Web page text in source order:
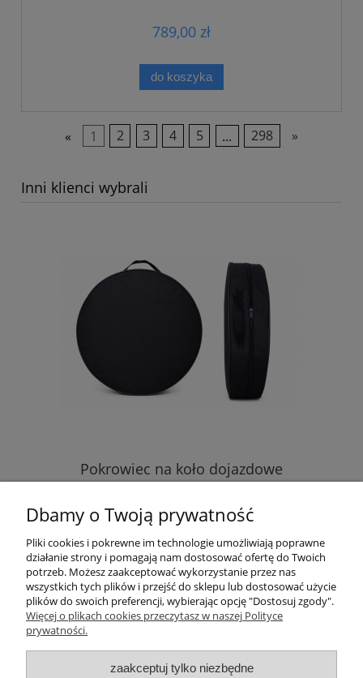
789,00 zł
do koszyka
« 1 2 3 4 5 ... 298 »
Inni klienci wybrali
Pokrowiec na koło dojazdowe
49,00 zł
do koszyka
Pomoc
Informacje
Dbamy o Twoją prywatność
Pliki cookies i pokrewne im technologie umożliwiają poprawne
działanie strony i pomagają nam dostosować ofertę do Twoich
potrzeb. Możesz zaakceptować wykorzystanie przez nas
wszystkich tych plików i przejść do sklepu lub dostosować użycie
plików do swoich preferencji, wybierając opcję "Dostosuj zgody".
Więcej o plikach cookies przeczytasz w naszej Polityce
prywatności.
zaakceptuj tylko niezbędne